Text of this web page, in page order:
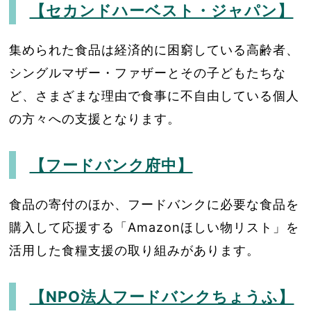
【セカンドハーベスト・ジャパン】
集められた食品は経済的に困窮している高齢者、
シングルマザー・ファザーとその子どもたちな
ど、さまざまな理由で食事に不自由している個人
の方々への支援となります。
【フードバンク府中】
食品の寄付のほか、フードバンクに必要な食品を
購入して応援する「Amazonほしい物リスト」を
活用した食糧支援の取り組みがあります。
【NPO法人フードバンクちょうふ】